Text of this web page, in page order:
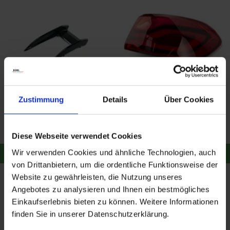
Zustimmung Details Über Cookies
Diese Webseite verwendet Cookies
Wir verwenden Cookies und ähnliche Technologien, auch
von Drittanbietern, um die ordentliche Funktionsweise der
Website zu gewährleisten, die Nutzung unseres
Angebotes zu analysieren und Ihnen ein bestmögliches
Einkaufserlebnis bieten zu können. Weitere Informationen
finden Sie in unserer Datenschutzerklärung.
F40 Aero Flick rechts
126,00 €
122,22 €
Merken
Zum Produkt
BMW Heckleuchten
Seitenwand Set F82
766,72 €
728,38 €
Zum Produkt